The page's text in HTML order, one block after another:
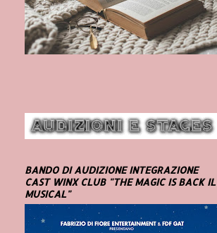
BANDO DI AUDIZIONE INTEGRAZIONE
CAST WINX CLUB "THE MAGIC IS BACK IL
MUSICAL"